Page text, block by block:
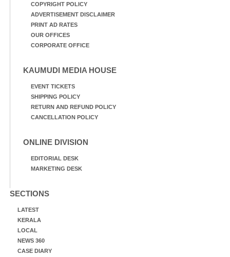
COPYRIGHT POLICY
ADVERTISEMENT DISCLAIMER
PRINT AD RATES
OUR OFFICES
CORPORATE OFFICE
KAUMUDI MEDIA HOUSE
EVENT TICKETS
SHIPPING POLICY
RETURN AND REFUND POLICY
CANCELLATION POLICY
ONLINE DIVISION
EDITORIAL DESK
MARKETING DESK
SECTIONS
LATEST
KERALA
LOCAL
NEWS 360
CASE DIARY